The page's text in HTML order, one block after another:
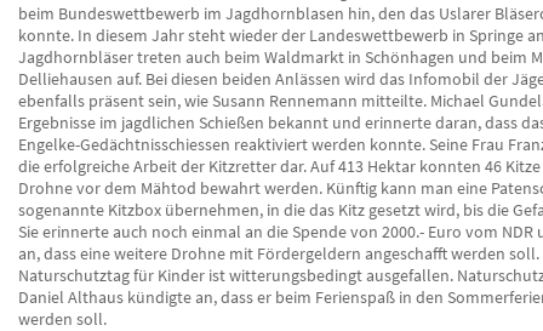
beim Bundeswettbewerb im Jagdhornblasen hin, den das Uslarer
konnte. In diesem Jahr steht wieder der Landeswettbewerb in Springe
Jagdhornbläser treten auch beim Waldmarkt in Schönhagen und beim
Delliehausen auf. Bei diesen beiden Anlässen wird das Infomobil der
ebenfalls präsent sein, wie Susann Rennemann mitteilte. Michael
Ergebnisse im jagdlichen Schießen bekannt und erinnerte daran, dass
Engelke-Gedächtnisschiessen reaktiviert werden konnte. Seine Frau
die erfolgreiche Arbeit der Kitzretter dar. Auf 413 Hektar konnten 46
Drohne vor dem Mähtod bewahrt werden. Künftig kann man eine
sogenannte Kitzbox übernehmen, in die das Kitz gesetzt wird, bis die
Sie erinnerte auch noch einmal an die Spende von 2000.- Euro vom
an, dass eine weitere Drohne mit Fördergeldern angeschafft werden
Naturschutztag für Kinder ist witterungsbedingt ausgefallen.
Daniel Althaus kündigte an, dass er beim Ferienspaß in den
werden soll.